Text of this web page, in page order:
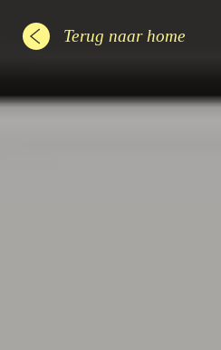
Terug naar home